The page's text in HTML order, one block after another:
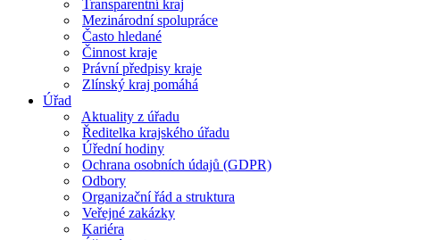
Transparentní kraj
Mezinárodní spolupráce
Často hledané
Činnost kraje
Právní předpisy kraje
Zlínský kraj pomáhá
Úřad
Aktuality z úřadu
Ředitelka krajského úřadu
Úřední hodiny
Ochrana osobních údajů (GDPR)
Odbory
Organizační řád a struktura
Veřejné zakázky
Kariéra